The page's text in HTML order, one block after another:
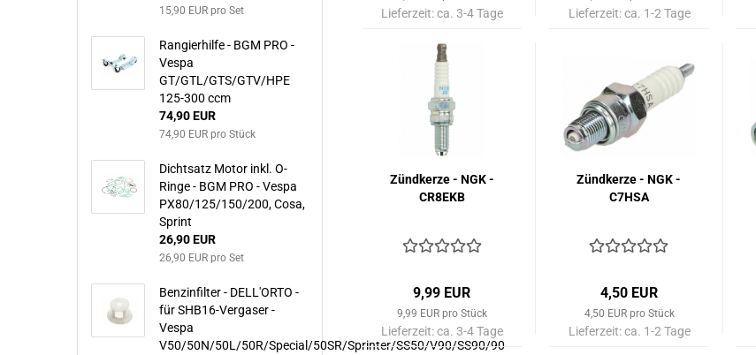
Lieferzeit:ca. 3-4 Tage Lieferzeit:ca. 1-2 Tage
Zündkerze - NGK -
CR8EKB
9,99 EUR
9,99 EUR pro Stück
Lieferzeit:ca. 3-4 Tage
Zündkerze - NGK -
C7HSA
4,50 EUR
4,50 EUR pro Stück
Lieferzeit:ca. 1-2 Tage
15,90 EUR pro Set
Rangierhilfe - BGM PRO -
Vespa
GT/GTL/GTS/GTV/HPE
125-300 ccm
74,90 EUR
74,90 EUR pro Stück
Dichtsatz Motor inkl. O-
Ringe - BGM PRO - Vespa
PX80/125/150/200, Cosa,
Sprint
26,90 EUR
26,90 EUR pro Set
Benzinfilter - DELL'ORTO -
für SHB16-Vergaser -
Vespa
V50/50N/50L/50R/Special/50SR/Sprinter/SS50/V90/SS90/90